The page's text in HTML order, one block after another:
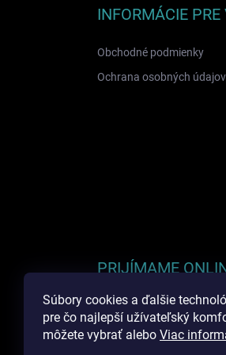
Súbory cookies a ďalšie
pre čo najlepší užívateľský
môžete vybrať alebo Viac
INFORMÁCIE PRE
Obchodné podmienky
Ochrana osobných údajov
PRIJÍMAME
PLATBY